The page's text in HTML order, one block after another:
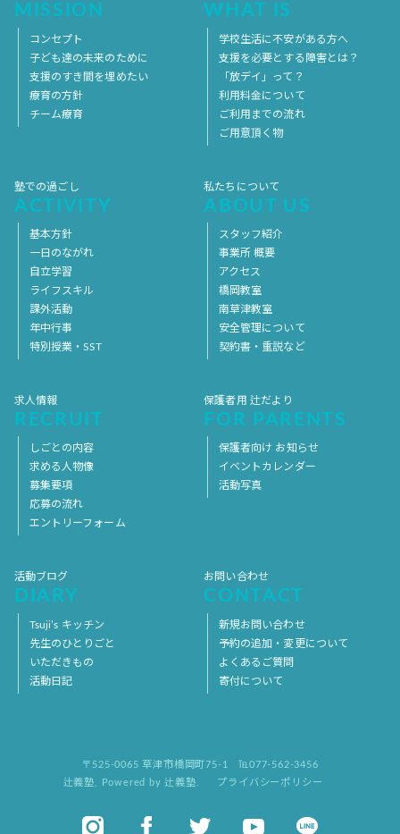
MISSION
コンセプト
子ども達の未来のために
支援のすき間を埋めたい
療育の方針
チーム療育
WHAT IS
学校生活に不安がある方へ
支援を必要とする障害とは？
「放デイ」って？
利用料金について
ご利用までの流れ
ご用意頂く物
塾での過ごし
ACTIVITY
基本方針
一日のながれ
自立学習
ライフスキル
課外活動
年中行事
特別授業・SST
私たちについて
ABOUT US
スタッフ紹介
事業所 概要
アクセス
橋岡教室
南草津教室
安全管理について
契約書・重説など
求人情報
RECRUIT
しごとの内容
求める人物像
募集要項
応募の流れ
エントリーフォーム
保護者用 辻だより
FOR PARENTS
保護者向け お知らせ
イベントカレンダー
活動写真
活動ブログ
DIARY
Tsuji’s キッチン
先生のひとりごと
いただきもの
活動日記
お問い合わせ
CONTACT
新規お問い合わせ
予約の追加・変更について
よくあるご質問
寄付について
〒525-0065 草津市橋岡町75-1
℡077-562-3456
辻義塾
Powered by 辻義塾. プライバシーポリシー